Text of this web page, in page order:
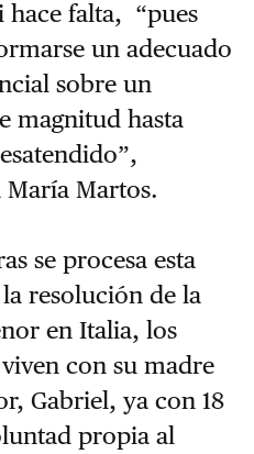
hace falta, “pues
un adecuado
sobre un
magnitud hasta
Martos.
se procesa esta
resolución de la
en Italia, los
con su madre
Gabriel, ya con 18
propia al